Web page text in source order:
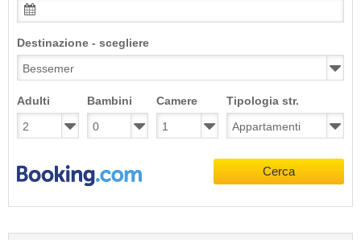
Destinazione - scegliere
Adulti Bambini Camere Tipologia str.
Cerca